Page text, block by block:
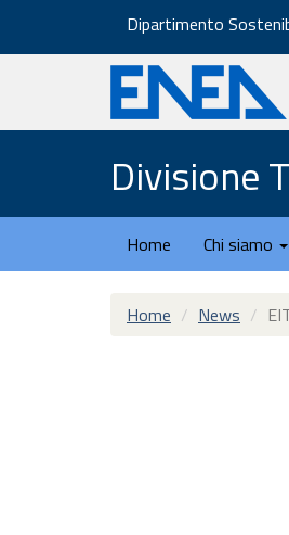
Dipartimento
Divisione
Home Chi siamo
Home News